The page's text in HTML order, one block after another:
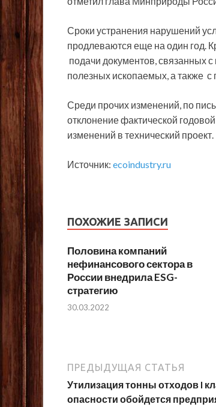
Сроки устранения нарушений
продлеваются еще на один год.
подачи документов, связанных
полезных ископаемых, а также
Среди прочих изменений, по
отклонение фактической
изменений в технический проект.
Источник: ecoindustry.ru
ПОХОЖИЕ ЗАПИСИ
Половина компаний
нефинансового сектора в
России внедрила ESG-
стратегию
30.03.2022
ПРЕДЫДУЩАЯ СТАТЬЯ
Утилизация тонны отходов I
опасности обойдется